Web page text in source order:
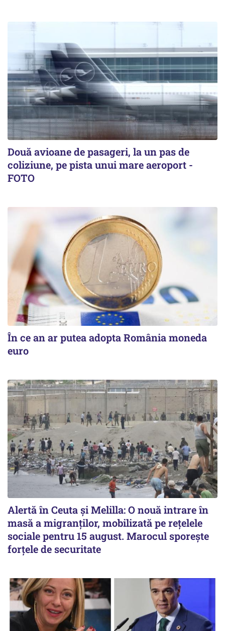
Două avioane de pasageri, la un pas de
coliziune, pe pista unui mare aeroport -
FOTO
În ce an ar putea adopta România moneda
euro
Alertă în Ceuta și Melilla: O nouă intrare în
masă a migranților, mobilizată pe rețelele
sociale pentru 15 august. Marocul sporește
forțele de securitate